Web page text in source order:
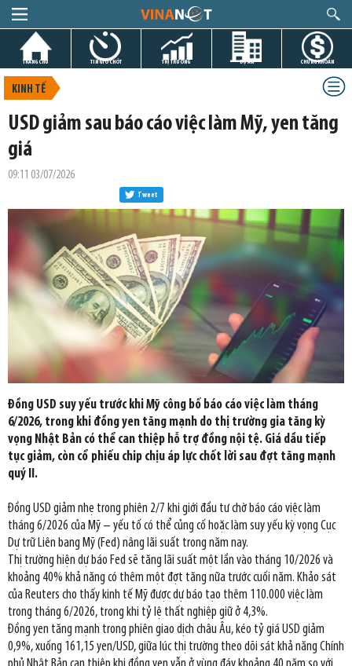
TRANG CHỦ TIN GIỜ CHÓT THỊ TRƯỜNG DỰ ÁN CHỨNG KHOÁN
KINH TẾ
USD giảm sau báo cáo việc làm Mỹ, yen tăng
giá
09:11 03/07/2026
Tweet
Đồng USD suy yếu trước khi Mỹ công bố báo cáo việc làm tháng
6/2026, trong khi đồng yen tăng mạnh do thị trường gia tăng kỳ
vọng Nhật Bản có thể can thiệp hỗ trợ đồng nội tệ. Giá dầu tiếp
tục giảm, còn cổ phiếu chip chịu áp lực chốt lời sau đợt tăng mạnh
quý II.
Đồng USD giảm nhẹ trong phiên 2/7 khi giới đầu tư chờ báo cáo việc làm
tháng 6/2026 của Mỹ – yếu tố có thể củng cố hoặc làm suy yếu kỳ vọng Cục
Dự trữ Liên bang Mỹ (Fed) nâng lãi suất trong năm nay.
Thị trường hiện dự báo Fed sẽ tăng lãi suất một lần vào tháng 10/2026 và
khoảng 40% khả năng có thêm một đợt tăng nữa trước cuối năm. Khảo sát
của Reuters cho thấy kinh tế Mỹ được dự báo tạo thêm 110.000 việc làm
trong tháng 6/2026, trong khi tỷ lệ thất nghiệp giữ ở 4,3%.
Đồng yen tăng mạnh trong phiên giao dịch châu Âu, kéo tỷ giá USD giảm
0,9%, xuống 161,15 yen/USD, giữa lúc thị trường theo dõi sát khả năng Chính